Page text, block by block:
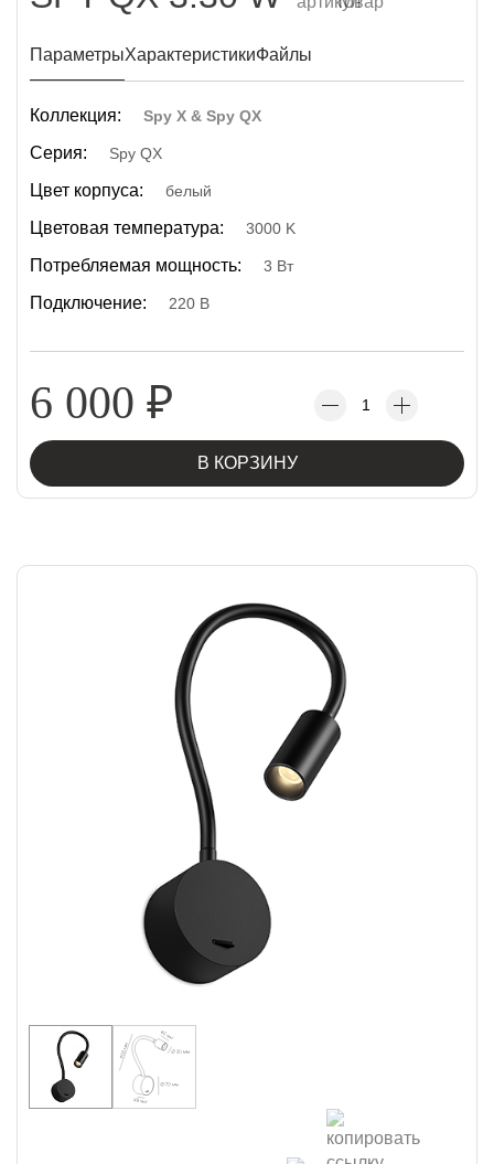
ПараметрыХарактеристикиФайлы
Коллекция: Spy X & Spy QX
Серия: Spy QX
Цвет корпуса: белый
Цветовая температура: 3000 K
Потребляемая мощность: 3 Вт
Подключение: 220 В
6 000 ₽
В КОРЗИНУ